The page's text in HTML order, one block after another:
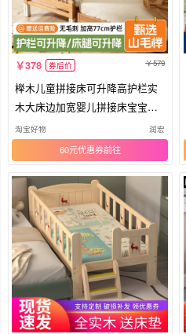
378 券后价 579
榉木儿童拼接床可升降高护栏实
木大床边加宽婴儿拼接床宝宝平
接床
淘宝好物 润宏
60元优惠券